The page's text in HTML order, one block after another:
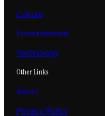
Culture
Entertainment
Technology
Other Links
About
Privacy Policy